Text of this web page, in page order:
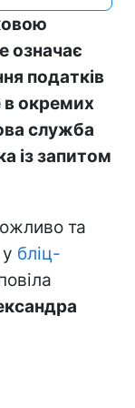
означає
податків
в окремих
служба
із запитом
та
бліц-